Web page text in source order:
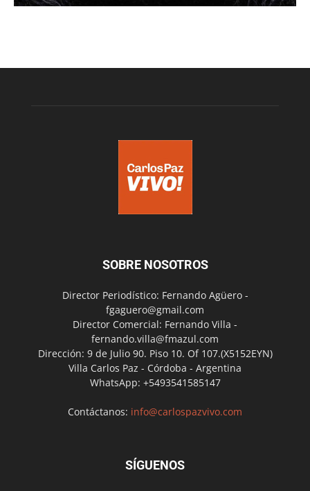
SOBRE NOSOTROS
Director Periodístico: Fernando Agüero -
fgaguero@gmail.com
Director Comercial: Fernando Villa -
fernando.villa@fmazul.com
Dirección: 9 de Julio 90. Piso 10. Of 107.(X5152EYN)
Villa Carlos Paz - Córdoba - Argentina
WhatsApp: +5493541585147
Contáctanos: info@carlospazvivo.com
SÍGUENOS